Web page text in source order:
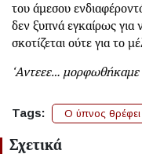
του άμεσου
δεν ξυπνά εγκαίρως για
σκοτίζεται ούτε για το
‘Αντεεε… μορφωθήκαμε
Tags: Ο ύπνος θρέφει
Σχετικά